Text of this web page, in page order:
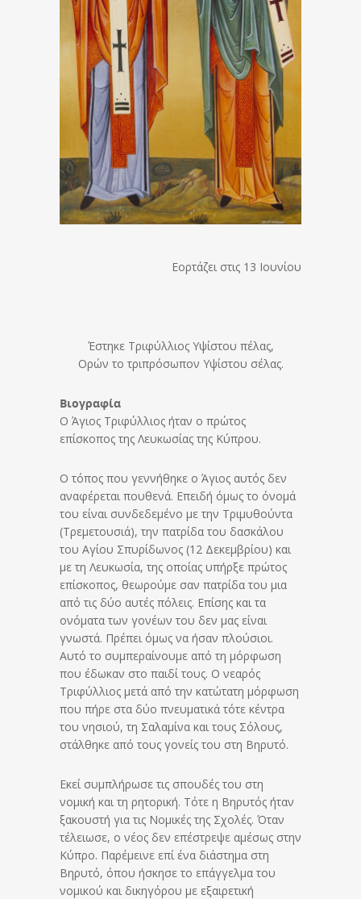
Εορτάζει στις 13 Ιουνίου
Έστηκε Tριφύλλιος Yψίστου πέλας,
Oρών το τριπρόσωπον Yψίστου σέλας.
Βιογραφία
Ο Άγιος Τριφύλλιος ήταν ο πρώτος
επίσκοπος της Λευκωσίας της Κύπρου.
Ο τόπος που γεννήθηκε ο Άγιος αυτός δεν
αναφέρεται πουθενά. Επειδή όμως το όνομά
του είναι συνδεδεμένο με την Τριμυθούντα
(Τρεμετουσιά), την πατρίδα του δασκάλου
του Αγίου Σπυρίδωνος (12 Δεκεμβρίου) και
με τη Λευκωσία, της οποίας υπήρξε πρώτος
επίσκοπος, θεωρούμε σαν πατρίδα του μια
από τις δύο αυτές πόλεις. Επίσης και τα
ονόματα των γονέων του δεν μας είναι
γνωστά. Πρέπει όμως να ήσαν πλούσιοι.
Αυτό το συμπεραίνουμε από τη μόρφωση
που έδωκαν στο παιδί τους. Ο νεαρός
Τριφύλλιος μετά από την κατώτατη μόρφωση
που πήρε στα δύο πνευματικά τότε κέντρα
του νησιού, τη Σαλαμίνα και τους Σόλους,
στάλθηκε από τους γονείς του στη Βηρυτό.
Εκεί συμπλήρωσε τις σπουδές του στη
νομική και τη ρητορική. Τότε η Βηρυτός ήταν
ξακουστή για τις Νομικές της Σχολές. Όταν
τέλειωσε, ο νέος δεν επέστρεψε αμέσως στην
Κύπρο. Παρέμεινε επί ένα διάστημα στη
Βηρυτό, όπου ήσκησε το επάγγελμα του
νομικού και δικηγόρου με εξαιρετική